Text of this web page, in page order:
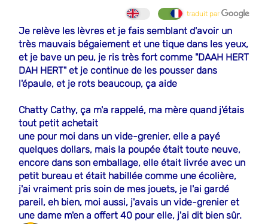
traduit par
Je relève les lèvres et je fais semblant d'avoir un
très mauvais bégaiement et une tique dans les yeux,
et je bave un peu, je ris très fort comme "DAAH HERT
DAH HERT" et je continue de les pousser dans
l'épaule, et je rots beaucoup, ça aide
Chatty Cathy, ça m'a rappelé, ma mère quand j'étais
tout petit achetait
une pour moi dans un vide-grenier, elle a payé
quelques dollars, mais la poupée était toute neuve,
encore dans son emballage, elle était livrée avec un
petit bureau et était habillée comme une écolière,
j'ai vraiment pris soin de mes jouets, je l'ai gardé
pareil, eh bien, moi aussi, j'avais un vide-grenier et
une dame m'en a offert 40 pour elle, j'ai dit bien sûr.